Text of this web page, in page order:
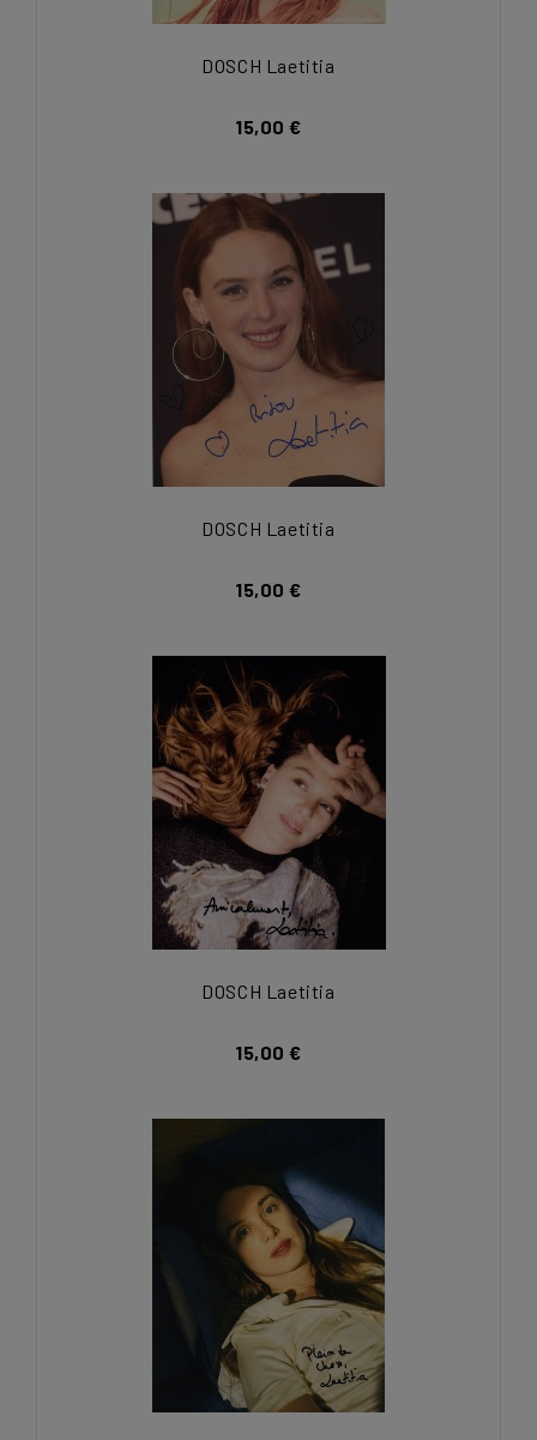
DOSCH Laetitia
15,00 €
DOSCH Laetitia
15,00 €
DOSCH Laetitia
15,00 €